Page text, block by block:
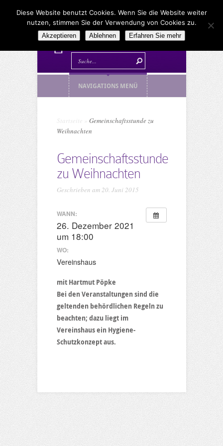
NAVIGATIONS MENÜ
Startseite
Gemeinschaftsstunde zu
Weihnachten
Gemeinschaftsstunde
zu Weihnachten
Geschrieben am 20. Juni 2015
WANN:
26. Dezember 2021
um 18:00
WO:
Vereinshaus
mit Hartmut Pöpke
Bei den Veranstaltungen sind die
geltenden behördlichen Regeln zu
beachten; dazu liegt im
Vereinshaus ein Hygiene-
Schutzkonzept aus.
Diese Website benutzt Cookies. Wenn Sie die Website weiter
nutzen, stimmen Sie der Verwendung von Cookies zu.
Akzeptieren Ablehnen Erfahren Sie mehr